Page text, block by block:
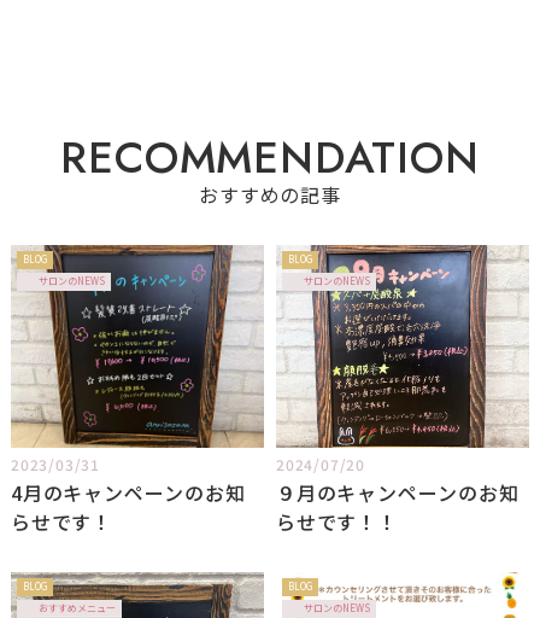
RECOMMENDATION
おすすめの記事
BLOG
サロンのNEWS
2023/03/31
4月のキャンペーンのお知
らせです！
BLOG
サロンのNEWS
2024/07/20
９月のキャンペーンのお知
らせです！！
BLOG
おすすめメニュー
BLOG
サロンのNEWS